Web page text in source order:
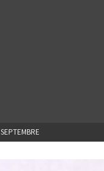
SEPTEMBRE